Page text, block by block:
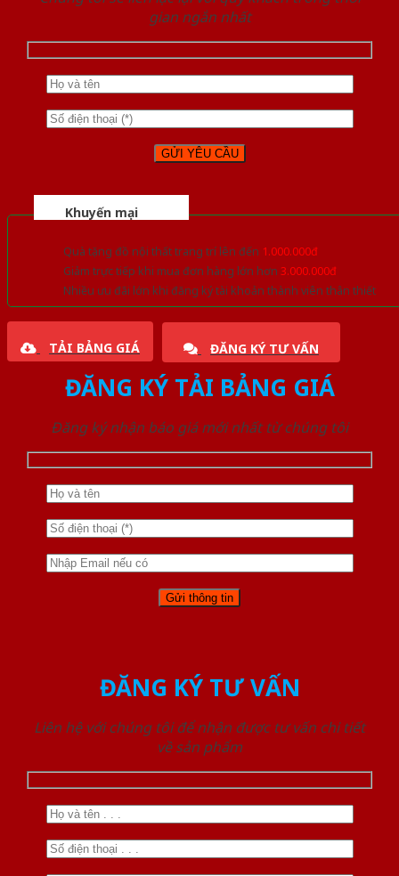
gian ngắn nhất
Khuyến mại
Quà tặng đồ nội thất trang trí lên đến 1.000.000đ
Giảm trực tiếp khi mua đơn hàng lớn hơn 3.000.000đ
Nhiều ưu đãi lớn khi đăng ký tài khoản thành viên thân thiết
TẢI BẢNG GIÁ ĐĂNG KÝ TƯ VẤN
ĐĂNG KÝ TẢI BẢNG GIÁ
Đăng ký nhận báo giá mới nhất từ chúng tôi
ĐĂNG KÝ TƯ VẤN
Liên hệ với chúng tôi để nhận được tư vấn chi tiết
về sản phẩm